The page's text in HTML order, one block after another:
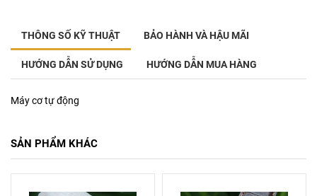
THÔNG SỐ KỸ THUẬT BẢO HÀNH VÀ HẬU MÃI
HƯỚNG DẪN SỬ DỤNG HƯỚNG DẪN MUA HÀNG
Máy cơ tự động
SẢN PHẨM KHÁC